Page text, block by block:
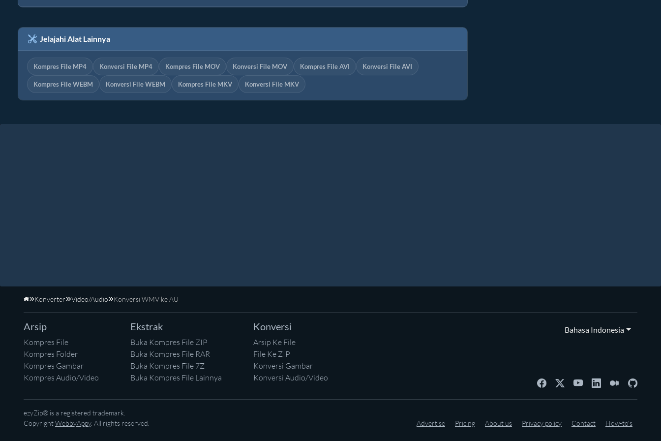
Jelajahi Alat Lainnya
Kompres File MP4 Konversi File MP4 Kompres File MOV Konversi File MOV Kompres File AVI Konversi File AVI
Kompres File WEBM Konversi File WEBM Kompres File MKV Konversi File MKV
Beranda
Konverter Video/Audio Konversi WMV ke AU
Arsip
Kompres File
Kompres Folder
Kompres Gambar
Kompres Audio/Video
Ekstrak
Buka Kompres File ZIP
Buka Kompres File RAR
Buka Kompres File 7Z
Buka Kompres File Lainnya
Konversi
Arsip Ke File
File Ke ZIP
Konversi Gambar
Konversi Audio/Video
Bahasa Indonesia
ezyZip® is a registered trademark.
CopyrightWebbyAppy. All rights reserved. Advertise Pricing About us Privacy policy Contact How-to's